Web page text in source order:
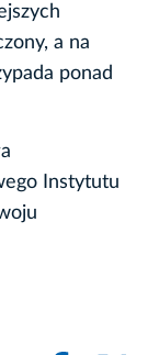
a na
ponad
Instytutu